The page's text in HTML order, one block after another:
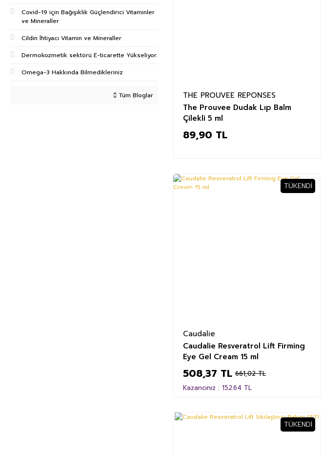
Covid-19 için Bağışıklık Güçlendirici Vitaminler
ve Mineraller
Cildin İhtiyacı Vitamin ve Mineraller
Dermokozmetik sektörü E-ticarette Yükseliyor.
Omega-3 Hakkında Bilmedikleriniz
Tüm Bloglar
THE PROUVEE REPONSES
The Prouvee Dudak Lıp Balm
Çilekli 5 ml
89,90 TL
%23 TÜKENDI
Caudalie
Caudalie Resveratrol Lift Firming
Eye Gel Cream 15 ml
508,37 TL 661,02 TL
Kazancınız : 152.64 TL
TÜKENDI